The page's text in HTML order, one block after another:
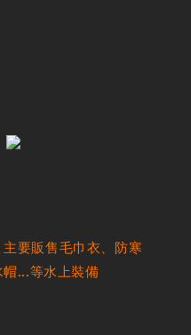
要販售毛巾衣、防寒
...等水上裝備